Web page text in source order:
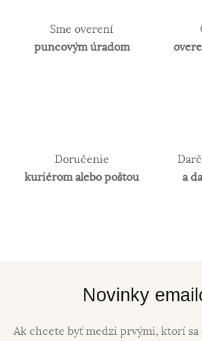
Sme overení
puncovým úradom
Doručenie
kuriérom alebo poštou
a
Novinky
Ak chcete byť medzi prvými, ktorí sa